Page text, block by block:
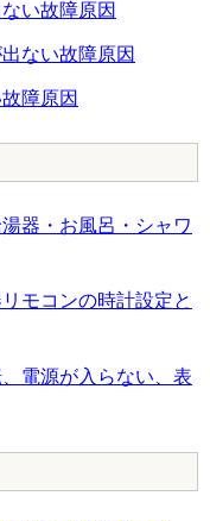
い故障原因
ない故障原因
障原因
器・お風呂・シャワ
モコンの時計設定と
電源が入らない、表